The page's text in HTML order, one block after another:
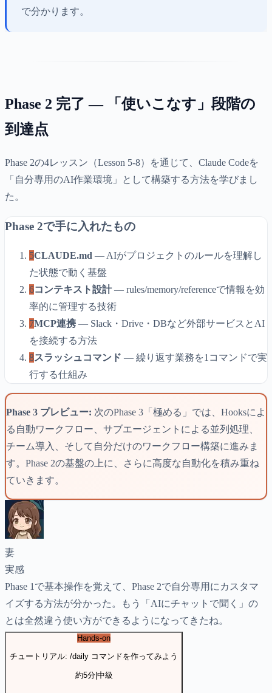
で分かります。
Phase 2 完了 — 「使いこなす」段階の
到達点
Phase 2の4レッスン（Lesson 5-8）を通じて、Claude Codeを
「自分専用のAI作業環境」として構築する方法を学びまし
た。
Phase 2で手に入れたもの
5CLAUDE.md — AIがプロジェクトのルールを理解し
た状態で動く基盤
6コンテキスト設計— rules/memory/referenceで情報を効
率的に管理する技術
7MCP連携 — Slack・Drive・DBなど外部サービスとAI
を接続する方法
8スラッシュコマンド — 繰り返す業務を1コマンドで実
行する仕組み
Phase 3 プレビュー: 次のPhase 3「極める」では、Hooksによ
る自動ワークフロー、サブエージェントによる並列処理、
チーム導入、そして自分だけのワークフロー構築に進みま
す。Phase 2の基盤の上に、さらに高度な自動化を積み重ね
ていきます。
妻
実感
Phase 1で基本操作を覚えて、Phase 2で自分専用にカスタマ
イズする方法が分かった。もう「AIにチャットで聞く」の
とは全然違う使い方ができるようになってきたね。
Hands-on
チュートリアル: /daily コマンドを作ってみよう
約5分| 中級